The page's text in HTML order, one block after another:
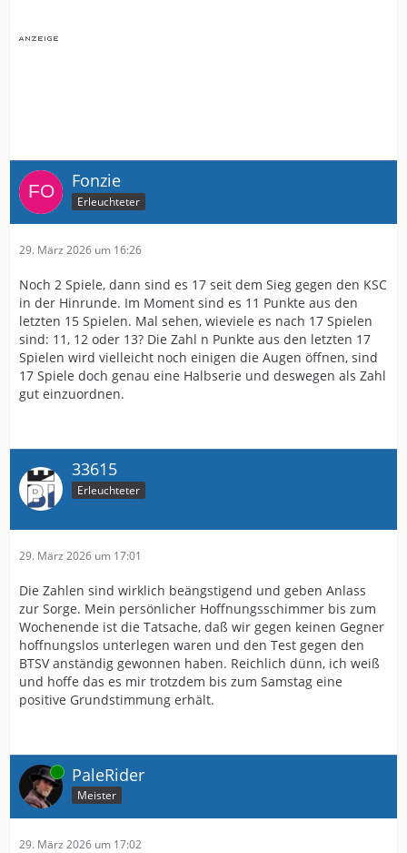
Fonzie
Erleuchteter
29. März 2026 um 16:26
Noch 2 Spiele, dann sind es 17 seit dem Sieg gegen den KSC
in der Hinrunde. Im Moment sind es 11 Punkte aus den
letzten 15 Spielen. Mal sehen, wieviele es nach 17 Spielen
sind: 11, 12 oder 13? Die Zahl n Punkte aus den letzten 17
Spielen wird vielleicht noch einigen die Augen öffnen, sind
17 Spiele doch genau eine Halbserie und deswegen als Zahl
gut einzuordnen.
33615
Erleuchteter
29. März 2026 um 17:01
Die Zahlen sind wirklich beängstigend und geben Anlass
zur Sorge. Mein persönlicher Hoffnungsschimmer bis zum
Wochenende ist die Tatsache, daß wir gegen keinen Gegner
hoffnungslos unterlegen waren und den Test gegen den
BTSV anständig gewonnen haben. Reichlich dünn, ich weiß
und hoffe das es mir trotzdem bis zum Samstag eine
positive Grundstimmung erhält.
Online PaleRider
Meister
29. März 2026 um 17:02